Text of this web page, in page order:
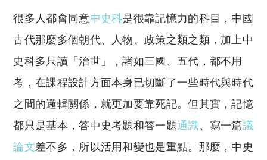
p
y
Li
n
k
at
s
A
p
p
很多人都會同意中史科是很靠記憶力的科目，中國
古代那麼多個朝代、人物、政策之類之類，加上中
史科多只讀「治世」，諸如三國、五代，都不用
考，在課程設計方面本身已切斷了一些時代與時代
之間的邏輯關係，就更加要靠死記。但其實，記憶
都只是基本，答中史考題和答一題通識 、寫一篇議
論文差不多，所以活用和變也是重點。那麼，中史